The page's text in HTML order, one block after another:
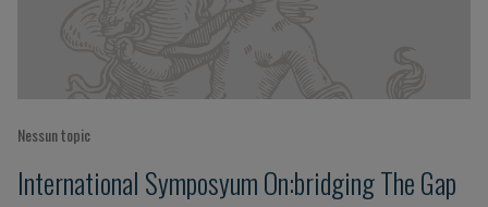
Nessun topic
International Symposyum On:bridging The Gap